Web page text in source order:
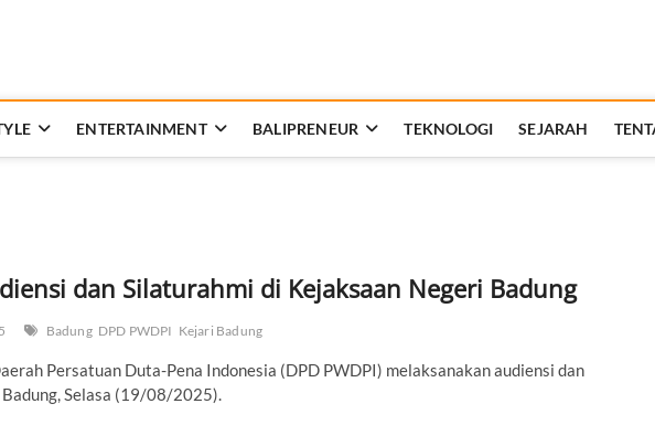
ENTERTAINMENT BALIPRENEUR TEKNOLOGI SEJARAH
dan Silaturahmi di Kejaksaan Negeri Badung
Badung DPD PWDPI Kejari Badung
Persatuan Duta-Pena Indonesia (DPD PWDPI) melaksanakan audiensi dan
Selasa (19/08/2025).